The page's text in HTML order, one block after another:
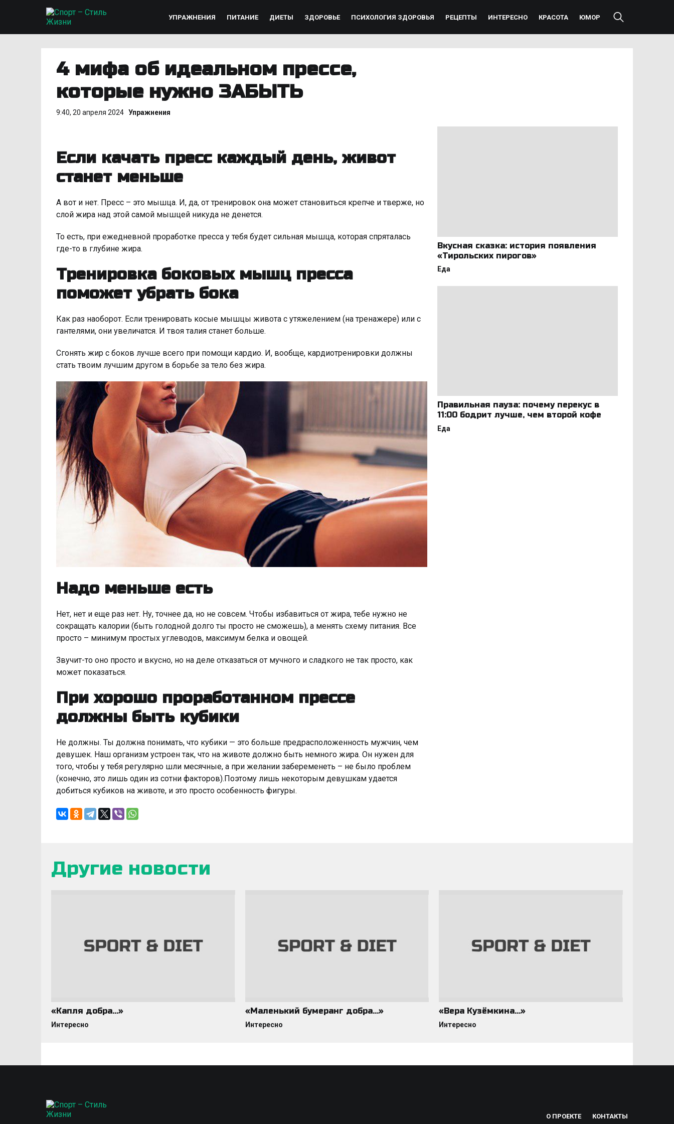
УПРАЖНЕНИЯ ПИТАНИЕ ДИЕТЫ ЗДОРОВЬЕ ПСИХОЛОГИЯ ЗДОРОВЬЯ РЕЦЕПТЫ ИНТЕРЕСНО КРАСОТА ЮМОР
4 мифа об идеальном прессе,
которые нужно ЗАБЫТЬ
9:40, 20 апреля 2024 Упражнения
Если качать пресс каждый день, живот
станет меньше
А вот и нет. Пресс – это мышца. И, да, от тренировок она может становиться крепче и тверже, но
слой жира над этой самой мышцей никуда не денется.
То есть, при ежедневной проработке пресса у тебя будет сильная мышца, которая спряталась
где-то в глубине жира.
Тренировка боковых мышц пресса
поможет убрать бока
Как раз наоборот. Если тренировать косые мышцы живота с утяжелением (на тренажере) или с
гантелями, они увеличатся. И твоя талия станет больше.
Сгонять жир с боков лучше всего при помощи кардио. И, вообще, кардиотренировки должны
стать твоим лучшим другом в борьбе за тело без жира.
Надо меньше есть
Нет, нет и еще раз нет. Ну, точнее да, но не совсем. Чтобы избавиться от жира, тебе нужно не
сокращать калории (быть голодной долго ты просто не сможешь), а менять схему питания. Все
просто – минимум простых углеводов, максимум белка и овощей.
Звучит-то оно просто и вкусно, но на деле отказаться от мучного и сладкого не так просто, как
может показаться.
При хорошо проработанном прессе
должны быть кубики
Не должны. Ты должна понимать, что кубики — это больше предрасположенность мужчин, чем
девушек. Наш организм устроен так, что на животе должно быть немного жира. Он нужен для
того, чтобы у тебя регулярно шли месячные, а при желании забеременеть – не было проблем
(конечно, это лишь один из сотни факторов).Поэтому лишь некоторым девушкам удается
добиться кубиков на животе, и это просто особенность фигуры.
Вкусная сказка: история появления
«Тирольских пирогов»
Еда
Правильная пауза: почему перекус в
11:00 бодрит лучше, чем второй кофе
Еда
Другие новости
«Капля добра…»
Интересно
«Маленький бумеранг добра…»
Интересно
«Вера Кузёмкина…»
Интересно
О ПРОЕКТЕ КОНТАКТЫ